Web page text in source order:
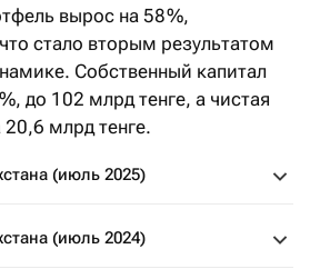
вырос на 58 %,
стало вторым результатом
Собственный капитал
до 102 млрд тенге, а чистая
млрд тенге.
(июль 2025)
(июль 2024)